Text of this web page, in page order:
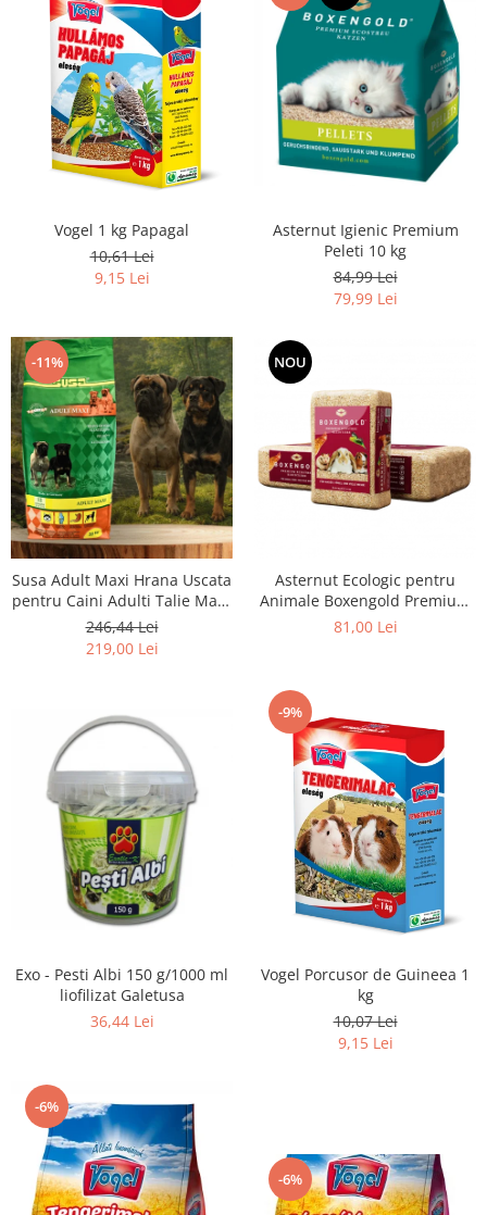
Vogel 1 kg Papagal
10,61 Lei
9,15 Lei
Asternut Igienic Premium
Peleti 10 kg
84,99 Lei
79,99 Lei
-11%
Susa Adult Maxi Hrana Uscata
pentru Caini Adulti Talie Mare
- 20kg
246,44 Lei
219,00 Lei
NOU
Asternut Ecologic pentru
Animale Boxengold Premium
Ecostreu 20kg
81,00 Lei
Exo - Pesti Albi 150 g/1000 ml
liofilizat Galetusa
36,44 Lei
-9%
Vogel Porcusor de Guineea 1
kg
10,07 Lei
9,15 Lei
-6%
-6%